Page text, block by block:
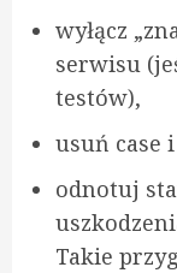
wyłącz
serwisu
testów),
usuń case i
odnotuj
Takie